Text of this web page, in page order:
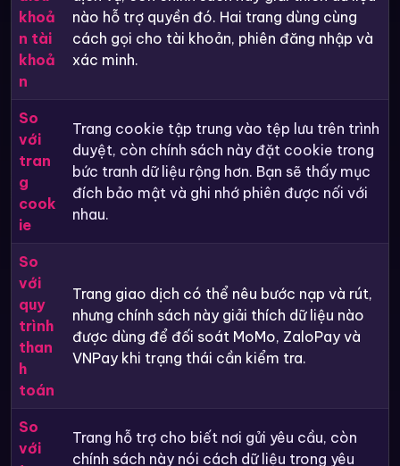
khoả
n tài
khoả
n
nào hỗ trợ quyền đó. Hai trang dùng cùng
cách gọi cho tài khoản, phiên đăng nhập và
xác minh.
So
với
tran
g
cook
ie
Trang cookie tập trung vào tệp lưu trên trình
duyệt, còn chính sách này đặt cookie trong
bức tranh dữ liệu rộng hơn. Bạn sẽ thấy mục
đích bảo mật và ghi nhớ phiên được nối với
nhau.
So
với
quy
trình
than
h
toán
Trang giao dịch có thể nêu bước nạp và rút,
nhưng chính sách này giải thích dữ liệu nào
được dùng để đối soát MoMo, ZaloPay và
VNPay khi trạng thái cần kiểm tra.
So
với
Trang hỗ trợ cho biết nơi gửi yêu cầu, còn
chính sách này nói cách dữ liệu trong yêu